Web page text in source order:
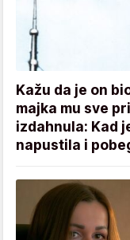
Kažu da je on
majka mu sve
izdahnula: Kad
napustila i